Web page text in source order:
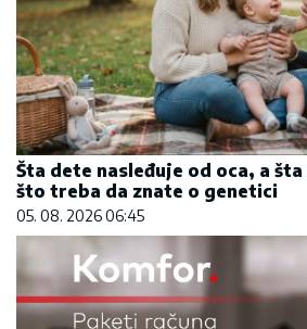
Šta dete nasleđuje od oca, a šta
što treba da znate o genetici
05. 08. 2026 06:45